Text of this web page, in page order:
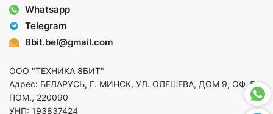
Whatsapp
Telegram
8bit.bel@gmail.com
ООО "ТЕХНИКА 8БИТ"
Адрес: БЕЛАРУСЬ, Г. МИНСК, УЛ. ОЛЕШЕВА, ДОМ 9, ОФ. 5,
ПОМ., 220090
УНП: 193837424